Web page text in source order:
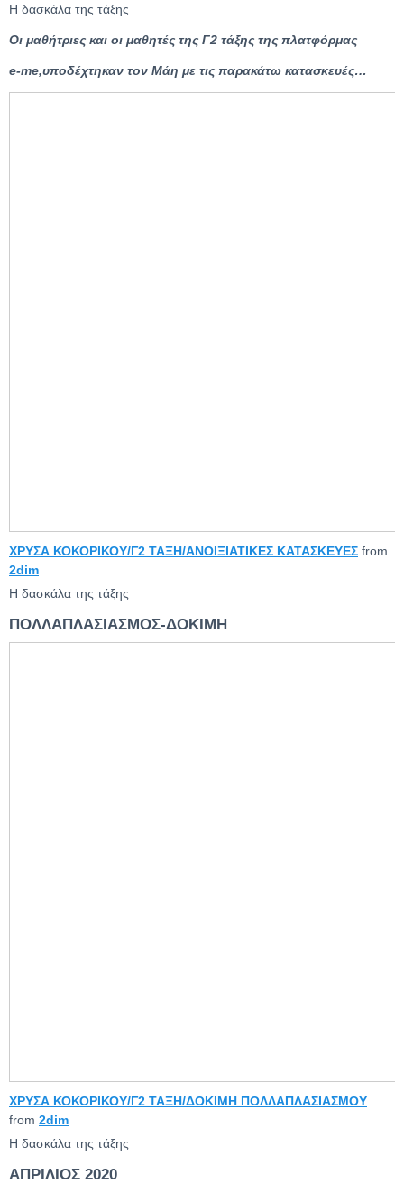
Η δασκάλα της τάξης
Οι μαθήτριες και οι μαθητές της Γ2 τάξης της πλατφόρμας
e-me,υποδέχτηκαν τον Μάη με τις παρακάτω κατασκευές…
ΧΡΥΣΑ ΚΟΚΟΡΙΚΟΥ/Γ2 ΤΑΞΗ/ΑΝΟΙΞΙΑΤΙΚΕΣ ΚΑΤΑΣΚΕΥΕΣ from
2dim
Η δασκάλα της τάξης
ΠΟΛΛΑΠΛΑΣΙΑΣΜΟΣ-ΔΟΚΙΜΗ
ΧΡΥΣΑ ΚΟΚΟΡΙΚΟΥ/Γ2 ΤΑΞΗ/ΔΟΚΙΜΗ ΠΟΛΛΑΠΛΑΣΙΑΣΜΟΥ
from 2dim
Η δασκάλα της τάξης
ΑΠΡΙΛΙΟΣ 2020